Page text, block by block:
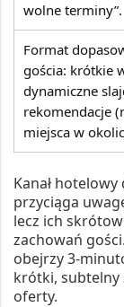
wolne terminy”.
Format
gościa: krótkie
dynamiczne
rekomendacje
miejsca w
Kanał
przyciąga
lecz ich
zachowań
obejrzy 3-
krótki, subtelny
oferty.